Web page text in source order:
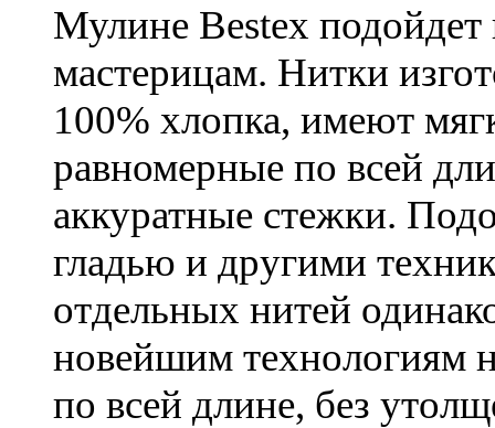
Мулине Bestex
мастерицам. Нитки
100% хлопка, имеют
равномерные по всей
аккуратные стежки.
гладью и другими
отдельных нитей
новейшим технологиям
по всей длине, без